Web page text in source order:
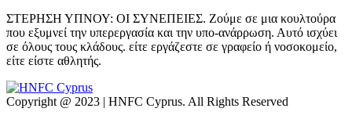
ΣΤΕΡΗΣΗ ΥΠΝΟΥ: ΟΙ ΣΥΝΕΠΕΙΕΣ. Ζούμε σε μια κουλτούρα
που εξυμνεί την υπερεργασία και την υπο-ανάρρωση. Αυτό ισχύει
σε όλους τους κλάδους. είτε εργάζεστε σε γραφείο ή νοσοκομείο,
είτε είστε αθλητής.
Copyright @ 2023 | HNFC Cyprus. All Rights Reserved